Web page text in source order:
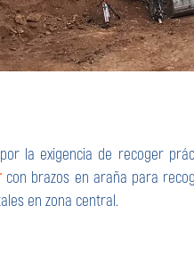
la exigencia de recoger
con brazos en araña para
en zona central.